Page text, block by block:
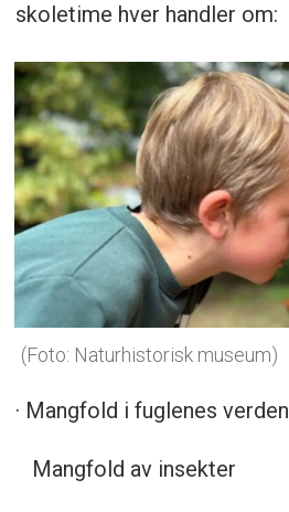
skoletime hver handler om:
(Foto: Naturhistorisk museum)
· Mangfold i fuglenes verden
Mangfold av insekter